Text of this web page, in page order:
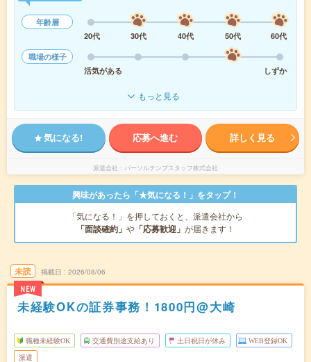
年齢層
20代
30代 40代 50代
60代
職場の様子
活気がある
しずか
もっと見る
気になる! 応募へ進む 詳しく見る
派遣会社 パーソルテンプスタッフ株式会社
興味があったら「★気になる！」をタップ！
「気になる！」を押しておくと、派遣会社から
「面談確約」 や 「応募歓迎」 が届きます！
未読
NEW
掲載日 2026/08/06
未経験OKの証券事務！1800円@大崎
職種未経験OK 交通費別途支給あり 土日祝日が休み WEB登録OK
派遣